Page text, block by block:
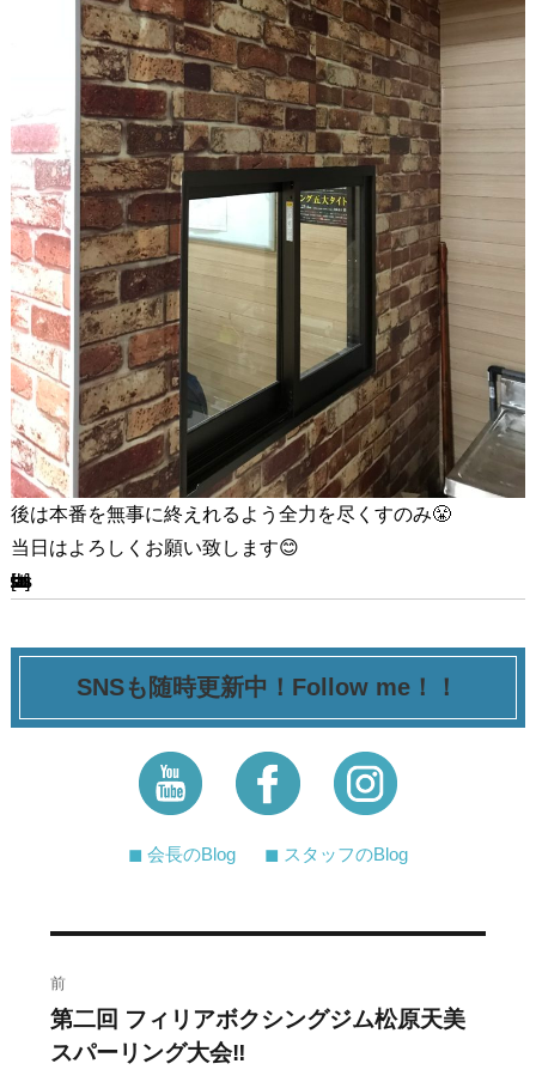
後は本番を無事に終えれるよう全力を尽くすのみ😤
当日はよろしくお願い致します😊
[ssba-buttons]
SNSも随時更新中！Follow me！！
◼︎ 会長のBlog ◼︎ スタッフのBlog
稿
ナ
前
過
去
第二回 フィリアボクシングジム松原天美
スパーリング大会‼️